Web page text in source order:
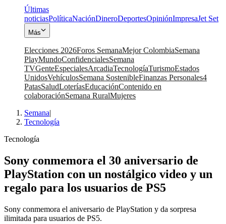
Últimas
noticiasPolíticaNaciónDineroDeportesOpiniónImpresaJet Set
Más
Elecciones 2026Foros SemanaMejor ColombiaSemana
PlayMundoConfidencialesSemana
TVGenteEspecialesArcadiaTecnologíaTurismoEstados
UnidosVehículosSemana SostenibleFinanzas Personales4
PatasSaludLoteríasEducaciónContenido en
colaboraciónSemana RuralMujeres
Semana|
Tecnología
Tecnología
Sony conmemora el 30 aniversario de
PlayStation con un nostálgico video y un
regalo para los usuarios de PS5
Sony conmemora el aniversario de PlayStation y da sorpresa
ilimitada para usuarios de PS5.